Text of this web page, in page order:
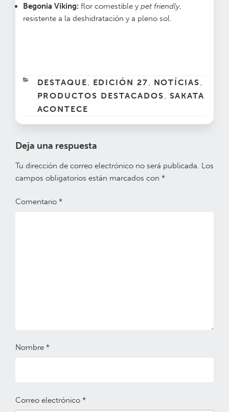
Begonia Viking: flor comestible y pet friendly,
resistente a la deshidratación y a pleno sol.
CATEGORÍAS
DESTAQUE , EDICIÓN 27 , NOTÍCIAS ,
PRODUCTOS DESTACADOS , SAKATA
ACONTECE
Deja una respuesta
Tu dirección de correo electrónico no será publicada. Los
campos obligatorios están marcados con *
Comentario *
Nombre *
Correo electrónico *